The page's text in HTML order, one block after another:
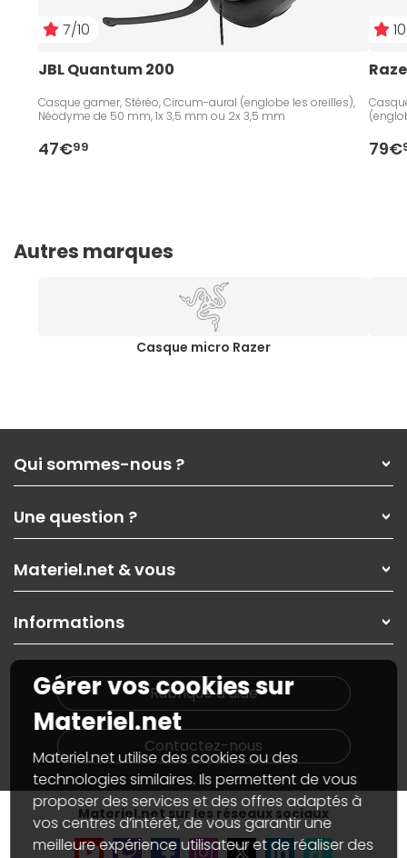
7/10
JBL Quantum 200
Casque gamer, Stéréo, Circum-aural (englobe les oreilles),
Néodyme de 50 mm, 1x 3,5 mm ou 2x 3,5 mm
47€99 79€
Autres marques
Casque micro Razer
Qui sommes-nous ?
Nos services
Les magasins Materiel.net
Nos solutions pour les pros
Contactez-nous
Une question ?
Paiement, livraison
Garanties,Pack Zen
SAV, demander un retour
Informations
Materiel.net & vous
On rachète votre carte graphique
PC sur mesure : Votre RDV personnalisé
Notre démarche écologique
Materiel.net recrute
Notre programme d'affiliation
Partenariat & Sponsoring
Informations
Plan du site
Nos marques
Conditions générales de vente
Marketplace
Informations légales
Données personnelles etcookies
Gérer vos cookies
Accessibilité : non conforme
Rubrique d'aide
Contactez-nous
Materiel.net sur les réseaux sociaux
Gérer vos cookies sur
Materiel.net
Materiel.net utilise des cookies ou des
technologies similaires. Ils permettent de vous
proposer des services et des offres adaptés à
vos centres d’intérêt, de vous garantir une
meilleure expérience utilisateur et de réaliser des